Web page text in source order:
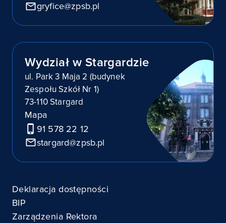
gryfice@zpsb.pl
Wydział w Stargardzie
ul. Park 3 Maja 2 (budynek
Zespołu Szkół Nr 1)
73-110 Stargard
Mapa
91 578 22 12
stargard@zpsb.pl
Deklaracja dostępności
BIP
Zarządzenia Rektora